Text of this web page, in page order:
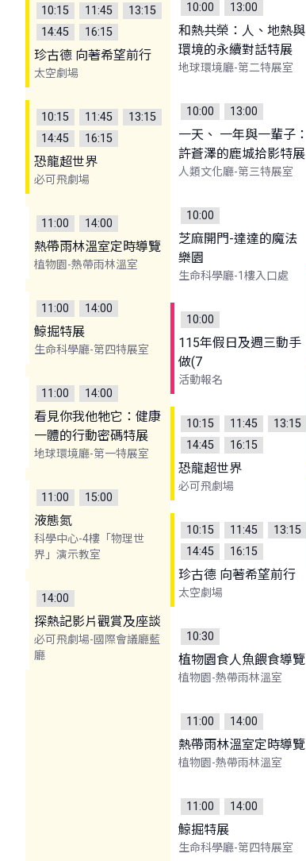
10:15 11:45
13:15
14:45
16:15
珍古德 向著希望前行
太空劇場
10:00 13:00
和熱共榮：人、地熱與
環境的永續對話特展
地球環境廳-第二特展室
10:15 11:45
13:15
14:45
16:15
恐龍超世界
必可飛劇場
10:00 13:00
一天、 一年與一輩子：
許蒼澤的鹿城拾影特展
人類文化廳-第三特展室
11:00 14:00
熱帶雨林溫室定時導覽
植物園-熱帶雨林溫室
10:00
芝麻開門-達達的魔法
樂園
生命科學廳-1樓入口處
11:00 14:00
鯨掘特展
生命科學廳-第四特展室
10:00
115年假日及週三動手
做(7
活動報名
11:00 14:00
看見你我他牠它：健康
一體的行動密碼特展
地球環境廳-第一特展室
10:15 11:45
13:15
14:45
16:15
恐龍超世界
必可飛劇場
11:00 15:00
液態氮
科學中心-4樓「物理世
界」演示教室
10:15 11:45
13:15
14:45
16:15
珍古德 向著希望前行
太空劇場
14:00
探熱記影片觀賞及座談
必可飛劇場-國際會議廳藍
廳
10:30
植物園食人魚餵食導覽
植物園-熱帶雨林溫室
11:00 14:00
熱帶雨林溫室定時導覽
植物園-熱帶雨林溫室
11:00 14:00
鯨掘特展
生命科學廳-第四特展室